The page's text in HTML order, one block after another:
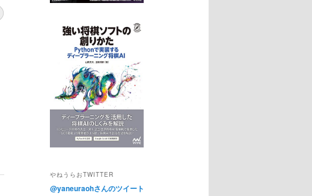
やねうらおTWITTER
@yaneuraohさんのツイート